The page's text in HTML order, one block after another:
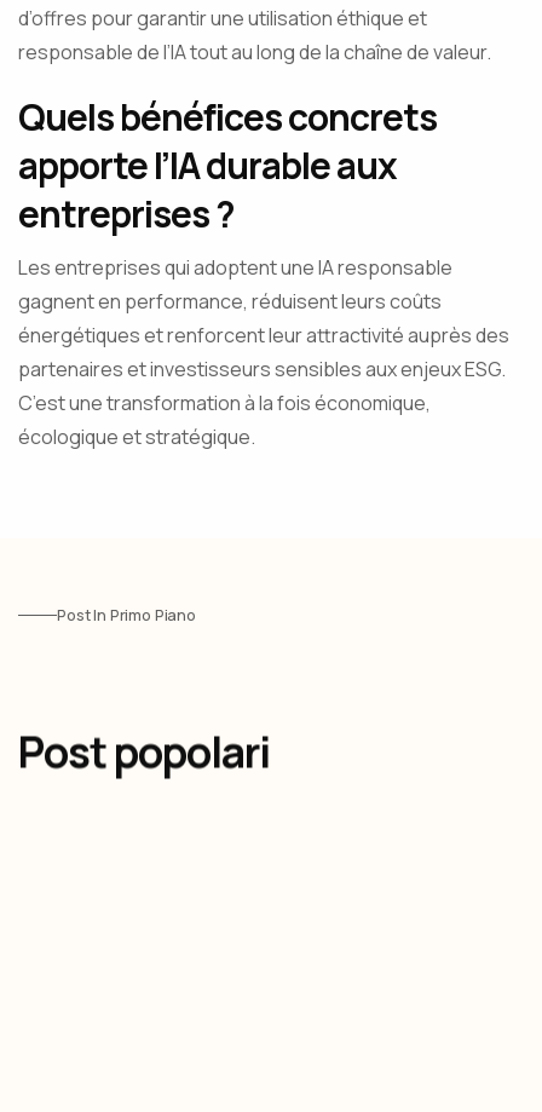
d’offres pour garantir une utilisation éthique et
responsable de l’IA tout au long de la chaîne de valeur.
Quels bénéfices concrets
apporte l’IA durable aux
entreprises ?
Les entreprises qui adoptent une IA responsable
gagnent en performance, réduisent leurs coûts
énergétiques et renforcent leur attractivité auprès des
partenaires et investisseurs sensibles aux enjeux ESG.
C’est une transformation à la fois économique,
écologique et stratégique.
Post In Primo Piano
Post popolari